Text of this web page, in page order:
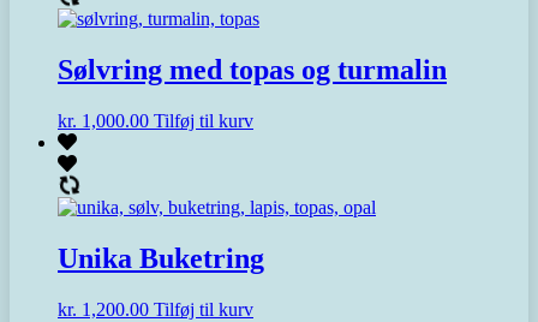
Sølvring med topas og turmalin
kr. 1,000.00 Tilføj til kurv
Unika Buketring
kr. 1,200.00 Tilføj til kurv